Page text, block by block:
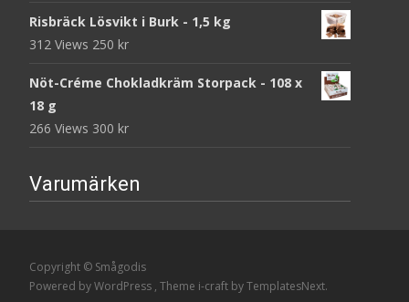
Risbräck Lösvikt i Burk - 1,5 kg
312 Views 250 kr
Nöt-Créme Chokladkräm Storpack - 108 x
18 g
266 Views 300 kr
Varumärken
Copyright © Smågodis
Powered by WordPress , Theme i-craft by TemplatesNext.